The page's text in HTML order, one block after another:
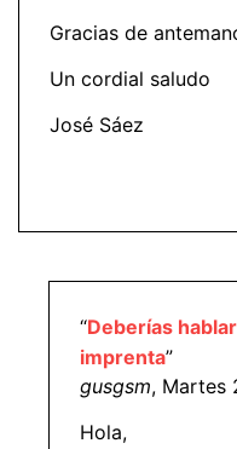
Gracias de
Un cordial saludo
José Sáez
“Deberías
imprenta”
gusgsm, Martes
Hola,